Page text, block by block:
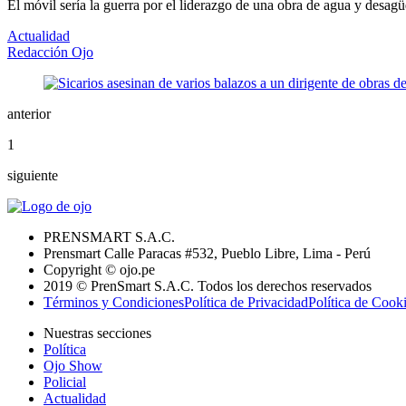
El móvil sería la guerra por el liderazgo de una obra de agua y
Actualidad
Redacción Ojo
anterior
1
siguiente
PRENSMART S.A.C.
Prensmart Calle Paracas #532, Pueblo Libre, Lima - Perú
Copyright © ojo.pe
2019 © PrenSmart S.A.C. Todos los derechos reservados
Términos y CondicionesPolítica de PrivacidadPolítica de
Nuestras secciones
Política
Ojo Show
Policial
Actualidad